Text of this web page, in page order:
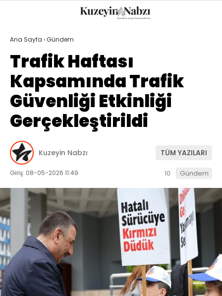
WhatsApp İhbar
Hattı
23.7
GALERİ VİDEO
GÜNDEM
EKONOMI
POLITIKA
DÜNYA
SPOR
SAĞLIK
TEKNOLOJI
DIĞER
Ana Sayfa ›Gündem
Trafik Haftası
Kapsamında Trafik
Güvenliği Etkinliği
Gerçekleştirildi
Kuzeyin Nabzı TÜM YAZILARI
Giriş: 08-05-2026 11:49 10 Gündem